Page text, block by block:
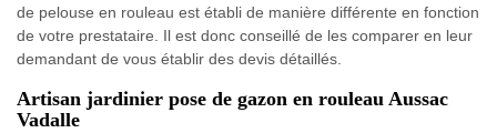
de pelouse en rouleau est établi de manière différente en fonction
de votre prestataire. Il est donc conseillé de les comparer en leur
demandant de vous établir des devis détaillés.
Artisan jardinier pose de gazon en rouleau Aussac
Vadalle